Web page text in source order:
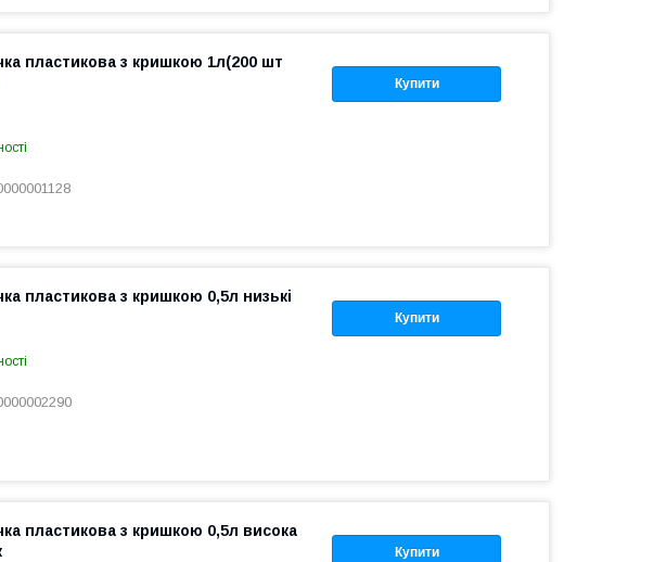
Купити
пластикова з кришкою 1л(200 шт
Купити
пластикова з кришкою 0,5л низькі
Купити
пластикова з кришкою 0,5л висока